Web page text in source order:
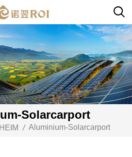
Solarcarport
HEIM / Aluminium-Solarcarport